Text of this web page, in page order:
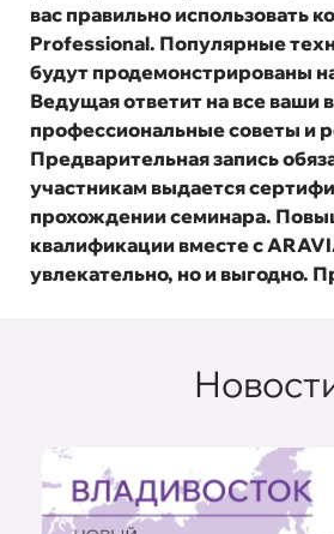
вас правильно использовать
Professional. Популярные
будут продемонстрированы
Ведущая ответит на все ваши
профессиональные советы и
Предварительная запись
участникам выдается
прохождении семинара.
квалификации вместе с
увлекательно, но и выгодно.